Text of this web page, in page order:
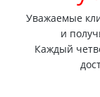
Уважаемые
и
Каждый